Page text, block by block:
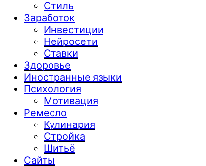
Стиль
Заработок
Инвестиции
Нейросети
Ставки
Здоровье
Иностранные языки
Психология
Мотивация
Ремесло
Кулинария
Стройка
Шитьё
Сайты